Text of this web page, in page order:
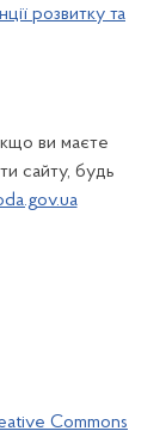
розвитку та
ви маєте
сайту, будь
Commons